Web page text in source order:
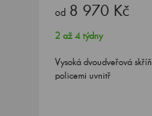
od 8 970 Kč
2 až 4 týdny
Vysoká dvoudveřová
policemi uvnitř